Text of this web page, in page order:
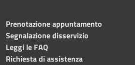
Prenotazione appuntamento
Segnalazione disservizio
Leggi le FAQ
Richiesta di assistenza